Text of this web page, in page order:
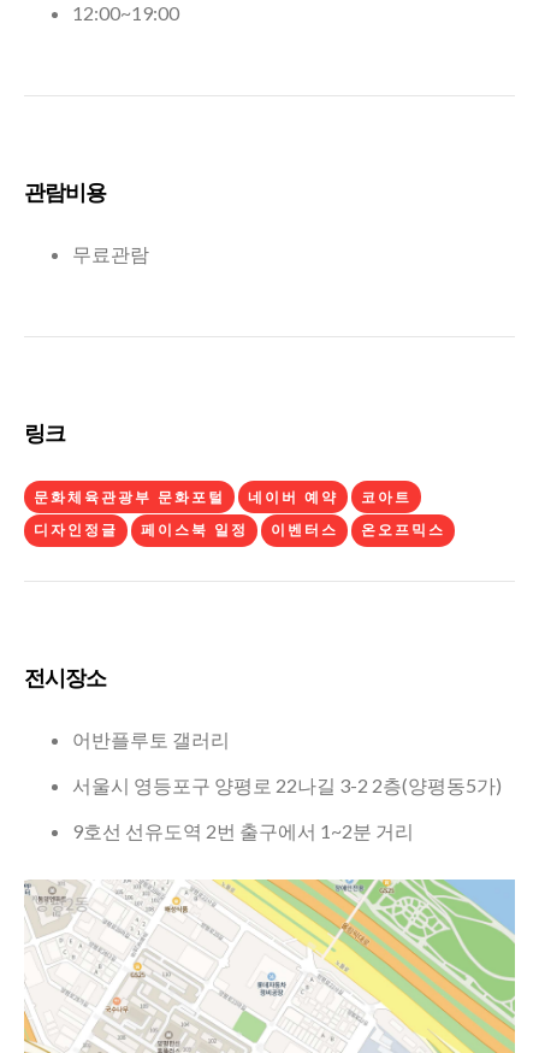
12:00~19:00
관람비용
무료관람
링크
문화체육관광부 문화포털 네이버 예약
코아트
디자인정글
페이스북 일정 이벤터스 온오프믹스
전시장소
어반플루토 갤러리
서울시 영등포구 양평로 22나길 3-2 2층(양평동5가)
9호선 선유도역 2번 출구에서 1~2분 거리